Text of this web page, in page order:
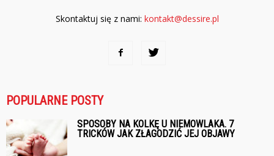
Skontaktuj się z nami: kontakt@dessire.pl
POPULARNE POSTY
SPOSOBY NA KOLKĘ U NIEMOWLAKA. 7
TRICKÓW JAK ZŁAGODZIĆ JEJ OBJAWY